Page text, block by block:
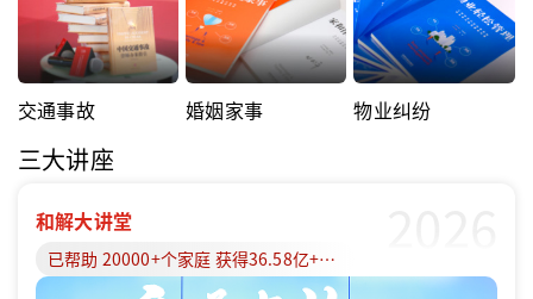
交通事故 婚姻家事 物业纠纷
三大讲座
和解大讲堂
已帮助 20000+个家庭 获得36.58亿+赔偿款